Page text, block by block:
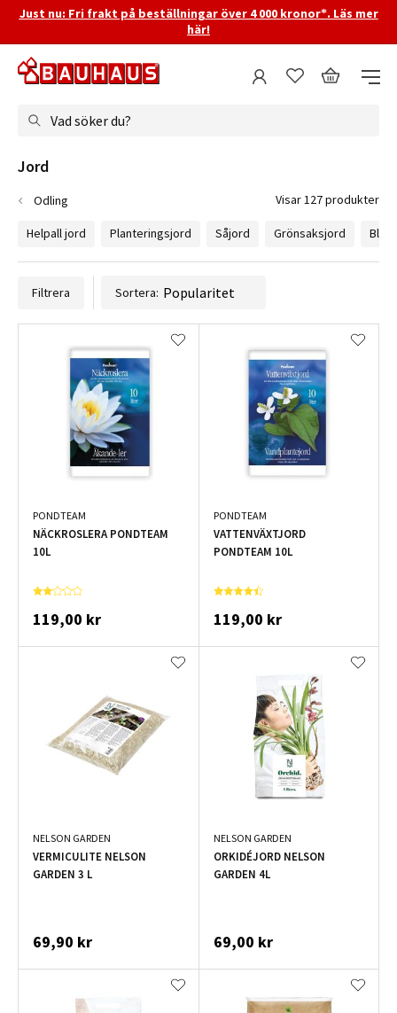
Just nu: Fri frakt på beställningar över 4 000 kronor*. Läs mer
här!
Vad söker du?
Filtrera Sortera:
PONDTEAM
NÄCKROSLERA PONDTEAM
10L
119,00 kr
PONDTEAM
VATTENVÄXTJORD
PONDTEAM 10L
119,00 kr
NELSON GARDEN
VERMICULITE NELSON
GARDEN 3 L
69,90 kr
NELSON GARDEN
ORKIDÉJORD NELSON
GARDEN 4L
69,00 kr
Jord
Odling Visar 127 produkter
Helpall jord Planteringsjord Såjord Grönsaksjord